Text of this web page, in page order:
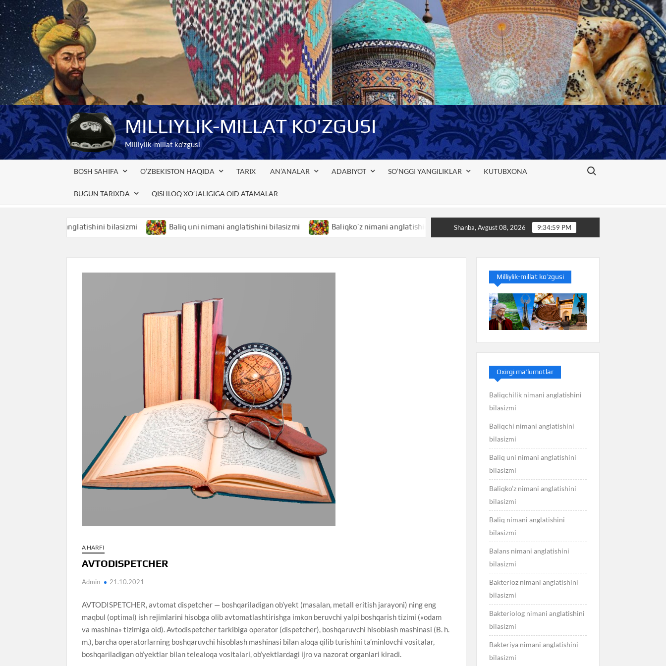
Skip
to
content
MILLIYLIK-MILLAT KO'ZGUSI
Milliylik-millat ko'zgusi
BOSH SAHIFA O’ZBEKISTON HAQIDA TARIX AN’ANALAR ADABIYOT SO’NGGI YANGILIKLAR KUTUBXONA
BUGUN TARIXDA QISHLOQ XO’JALIGIGA OID ATAMALAR
Search for:
nimani anglatishini bilasizmi Baliq uni nimani anglatishini bilasizmi Baliqko’z nimani anglatishini bilasizmi Baliq nimani anglatishini bilasizmi
Shanba, Avgust 08, 2026 9:34:59 PM
A HARFI
AVTODISPETCHER
Admin 21.10.2021
AVTODISPETCHER, avtomat dispetcher — boshqariladigan ob’yekt (masalan, metall eritish jarayoni) ning eng
maqbul (optimal) ish rejimlarini hisobga olib avtomatlashtirishga imkon beruvchi yalpi boshqarish tizimi («odam
va mashina» tizimiga oid). Avtodispetcher tarkibiga operator (dispetcher), boshqaruvchi hisoblash mashinasi (B. h.
m.), barcha operatorlarning boshqaruvchi hisoblash mashinasi bilan aloqa qilib turishini ta’minlovchi vositalar,
boshqariladigan ob’yektlar bilan telealoqa vositalari, ob’yektlardagi ijro va nazorat organlari kiradi.
Milliylik-millat ko’zgusi
Oxirgi ma’lumotlar
Baliqchilik nimani anglatishini
bilasizmi
Baliqchi nimani anglatishini
bilasizmi
Baliq uni nimani anglatishini
bilasizmi
Baliqko’z nimani anglatishini
bilasizmi
Baliq nimani anglatishini
bilasizmi
Balans nimani anglatishini
bilasizmi
Bakterioz nimani anglatishini
bilasizmi
Bakteriolog nimani anglatishini
bilasizmi
Bakteriya nimani anglatishini
bilasizmi